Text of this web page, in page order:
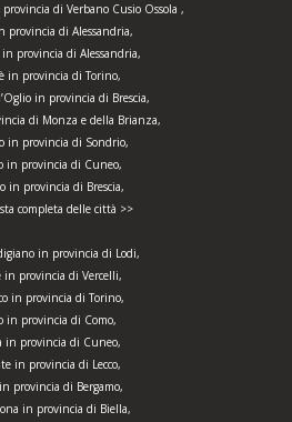
di Verbano Cusio Ossola ,
provincia di Alessandria,
in provincia di Alessandria,
in provincia di Torino,
in provincia di Brescia,
di Monza e della Brianza,
in provincia di Sondrio,
in provincia di Cuneo,
in provincia di Brescia,
completa delle città >>
in provincia di Lodi,
in provincia di Vercelli,
in provincia di Torino,
in provincia di Como,
in provincia di Cuneo,
in provincia di Lecco,
in provincia di Bergamo,
in provincia di Biella,